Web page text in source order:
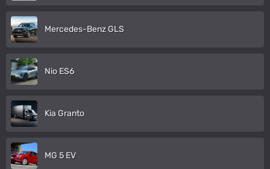
Mercedes-Benz GLS
Nio ES6
Kia Granto
MG 5 EV